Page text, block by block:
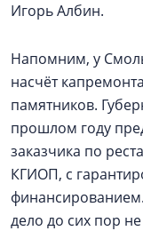
Игорь Албин.
Напомним, у
насчёт
памятников.
прошлом году
заказчика по
КГИОП, с
дело до сих пор